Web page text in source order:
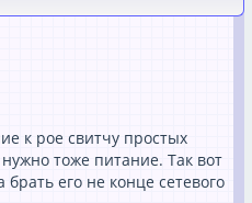
к poe свитчу простых
тоже питание. Так вот
его не конце сетевого